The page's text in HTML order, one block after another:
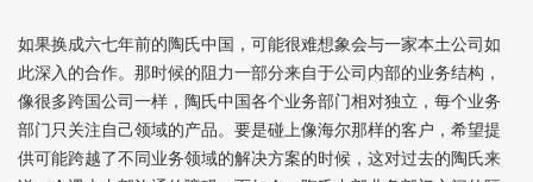
如果换成六七年前的陶氏中国，可能很难想象会与一家本土公司如
此深入的合作。那时候的阻力一部分来自于公司内部的业务结构，
像很多跨国公司一样，陶氏中国各个业务部门相对独立，每个业务
部门只关注自己领域的产品。要是碰上像海尔那样的客户，希望提
供可能跨越了不同业务领域的解决方案的时候，这对过去的陶氏来